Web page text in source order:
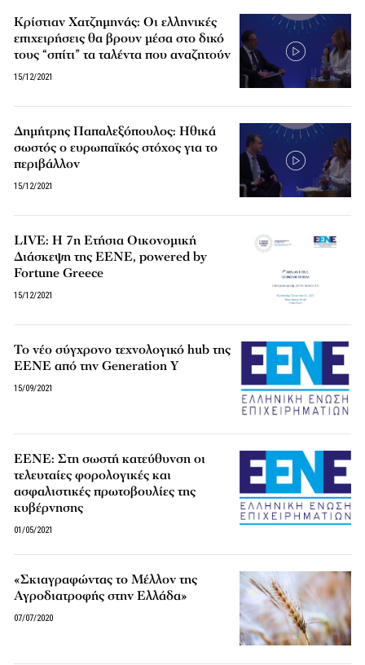
Κρίστιαν Χατζημηνάς: Οι ελληνικές
επιχειρήσεις θα βρουν μέσα στο δικό
τους “σπίτι” τα ταλέντα που αναζητούν
15/12/2021
Δημήτρης Παπαλεξόπουλος: Ηθικά
σωστός ο ευρωπαϊκός στόχος για το
περιβάλλον
15/12/2021
LIVE: Η 7η Ετήσια Οικονομική
Διάσκεψη της ΕΕΝΕ, powered by
Fortune Greece
15/12/2021
Το νέο σύγχρονο τεχνολογικό hub της
ΕΕΝΕ από την Generation Y
15/09/2021
ΕΕΝΕ: Στη σωστή κατεύθυνση οι
τελευταίες φορολογικές και
ασφαλιστικές πρωτοβουλίες της
κυβέρνησης
01/05/2021
«Σκιαγραφώντας το Μέλλον της
Αγροδιατροφής στην Ελλάδα»
07/07/2020